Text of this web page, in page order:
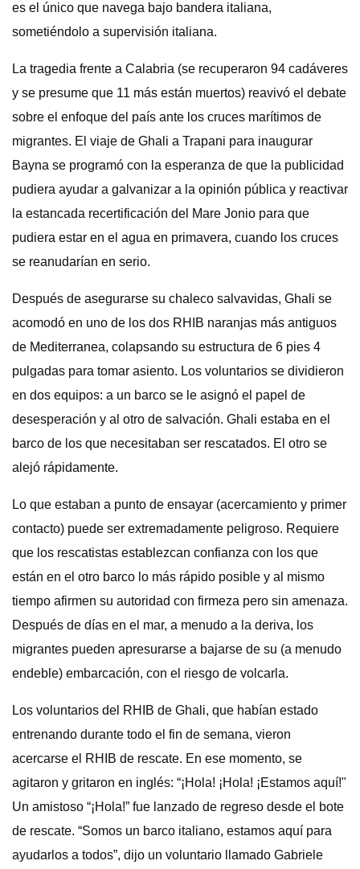
es el único que navega bajo bandera italiana,
sometiéndolo a supervisión italiana.
La tragedia frente a Calabria (se recuperaron 94 cadáveres
y se presume que 11 más están muertos) reavivó el debate
sobre el enfoque del país ante los cruces marítimos de
migrantes. El viaje de Ghali a Trapani para inaugurar
Bayna se programó con la esperanza de que la publicidad
pudiera ayudar a galvanizar a la opinión pública y reactivar
la estancada recertificación del Mare Jonio para que
pudiera estar en el agua en primavera, cuando los cruces
se reanudarían en serio.
Después de asegurarse su chaleco salvavidas, Ghali se
acomodó en uno de los dos RHIB naranjas más antiguos
de Mediterranea, colapsando su estructura de 6 pies 4
pulgadas para tomar asiento. Los voluntarios se dividieron
en dos equipos: a un barco se le asignó el papel de
desesperación y al otro de salvación. Ghali estaba en el
barco de los que necesitaban ser rescatados. El otro se
alejó rápidamente.
Lo que estaban a punto de ensayar (acercamiento y primer
contacto) puede ser extremadamente peligroso. Requiere
que los rescatistas establezcan confianza con los que
están en el otro barco lo más rápido posible y al mismo
tiempo afirmen su autoridad con firmeza pero sin amenaza.
Después de días en el mar, a menudo a la deriva, los
migrantes pueden apresurarse a bajarse de su (a menudo
endeble) embarcación, con el riesgo de volcarla.
Los voluntarios del RHIB de Ghali, que habían estado
entrenando durante todo el fin de semana, vieron
acercarse el RHIB de rescate. En ese momento, se
agitaron y gritaron en inglés: “¡Hola! ¡Hola! ¡Estamos aquí!"
Un amistoso “¡Hola!” fue lanzado de regreso desde el bote
de rescate. “Somos un barco italiano, estamos aquí para
ayudarlos a todos”, dijo un voluntario llamado Gabriele